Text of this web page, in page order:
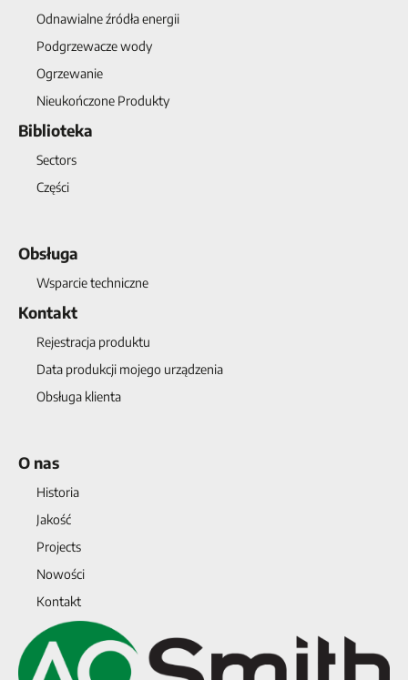
Odnawialne źródła energii
Podgrzewacze wody
Ogrzewanie
Nieukończone Produkty
Biblioteka
Sectors
Części
Obsługa
Wsparcie techniczne
Kontakt
Rejestracja produktu
Data produkcji mojego urządzenia
Obsługa klienta
O nas
Historia
Jakość
Projects
Nowości
Kontakt